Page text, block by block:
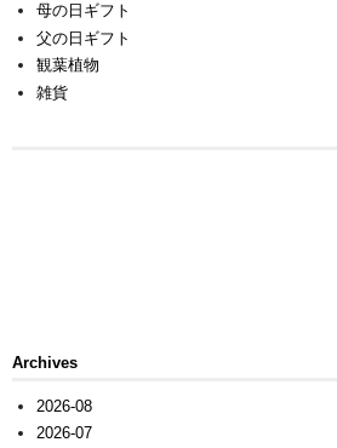
母の日ギフト
父の日ギフト
観葉植物
雑貨
Archives
2026-08
2026-07